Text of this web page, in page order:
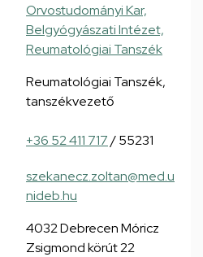
Orvostudományi Kar,
Belgyógyászati Intézet,
Reumatológiai Tanszék
Reumatológiai Tanszék,
tanszékvezető
+36 52 411 717/ 55231
szekanecz.zoltan@med.u
nideb.hu
4032 Debrecen Móricz
Zsigmond körút 22